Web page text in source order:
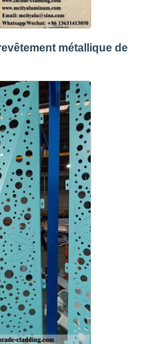
métallique de